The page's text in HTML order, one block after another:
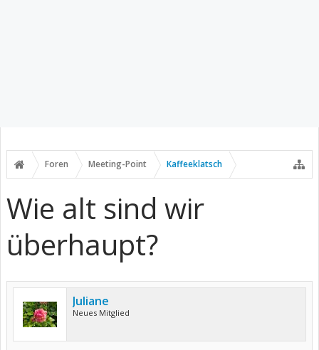
Foren Meeting-Point Kaffeeklatsch
Wie alt sind wir
überhaupt?
Juliane
Neues Mitglied